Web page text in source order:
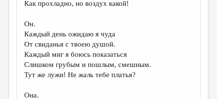
Как прохладно, но воздух какой!
Он.
Каждый день ожидаю я чуда
От свиданья с твоею душой.
Каждый миг я боюсь показаться
Слишком грубым и пошлым, смешным.
Тут же лужи! Не жаль тебе платья?
Она.